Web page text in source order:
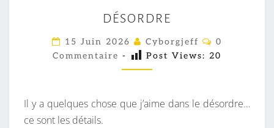
É
S
O
R
R
DÉSORDRE
15 Juin 2026 Cyborgjeff
C
M
T
A
0
Commentaire - Post Views: 20
Il y a quelques chose que j’aime dans le désordre…
ce sont les détails.